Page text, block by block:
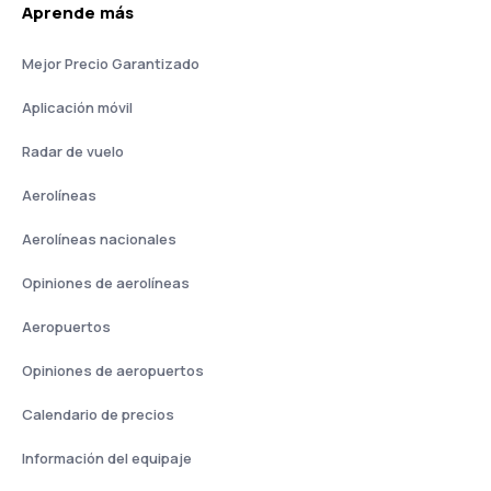
Aprende más
Mejor Precio Garantizado
Aplicación móvil
Radar de vuelo
Aerolíneas
Aerolíneas nacionales
Opiniones de aerolíneas
Aeropuertos
Opiniones de aeropuertos
Calendario de precios
Información del equipaje